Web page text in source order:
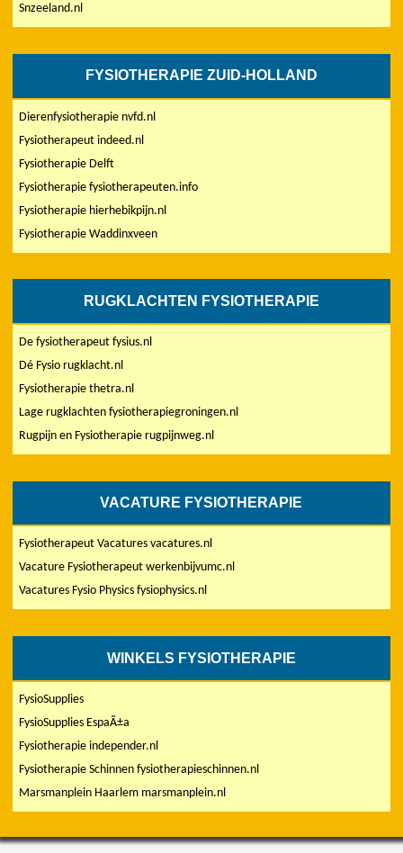
Snzeeland.nl
FYSIOTHERAPIE ZUID-HOLLAND
Dierenfysiotherapie nvfd.nl
Fysiotherapeut indeed.nl
Fysiotherapie Delft
Fysiotherapie fysiotherapeuten.info
Fysiotherapie hierhebikpijn.nl
Fysiotherapie Waddinxveen
RUGKLACHTEN FYSIOTHERAPIE
De fysiotherapeut fysius.nl
Dé Fysio rugklacht.nl
Fysiotherapie thetra.nl
Lage rugklachten fysiotherapiegroningen.nl
Rugpijn en Fysiotherapie rugpijnweg.nl
VACATURE FYSIOTHERAPIE
Fysiotherapeut Vacatures vacatures.nl
Vacature Fysiotherapeut werkenbijvumc.nl
Vacatures Fysio Physics fysiophysics.nl
WINKELS FYSIOTHERAPIE
FysioSupplies
FysioSupplies EspaÃ±a
Fysiotherapie independer.nl
Fysiotherapie Schinnen fysiotherapieschinnen.nl
Marsmanplein Haarlem marsmanplein.nl